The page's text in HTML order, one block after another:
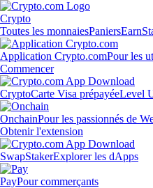
Crypto
Toutes les monnaiesPaniersEarn
Application Crypto.comPour les
Commencer
CryptoCarte Visa prépayéeLevel
OnchainPour les passionnés de
Obtenir l'extension
SwapStakerExplorer les dApps
PayPour commerçants